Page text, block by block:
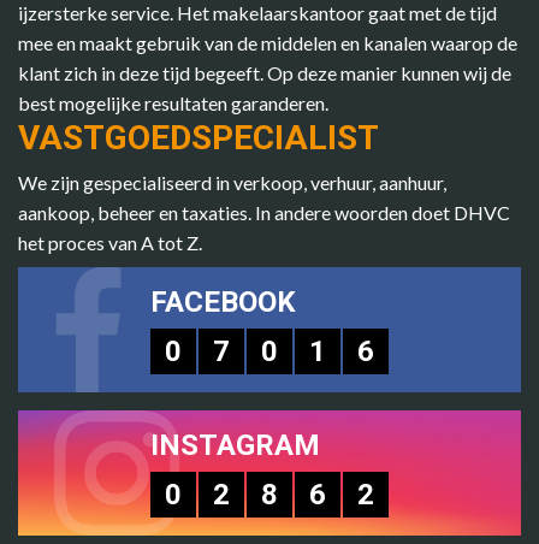
ijzersterke service. Het makelaarskantoor gaat met de tijd
mee en maakt gebruik van de middelen en kanalen waarop de
klant zich in deze tijd begeeft. Op deze manier kunnen wij de
best mogelijke resultaten garanderen.
VASTGOEDSPECIALIST
We zijn gespecialiseerd in verkoop, verhuur, aanhuur,
aankoop, beheer en taxaties. In andere woorden doet DHVC
het proces van A tot Z.
FACEBOOK
0
7 0 1 6
INSTAGRAM
0
2 8 6 2